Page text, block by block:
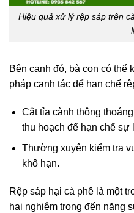
Hiệu quả xử lý rệp sáp trên
Bên cạnh đó, bà con có thể
pháp canh tác để hạn chế
Cắt tỉa cành thông
thu hoạch để hạn chế sự
Thường xuyên kiểm tra
khô hạn.
Rệp sáp hại cà phê là một
hại nghiêm trọng đến năng